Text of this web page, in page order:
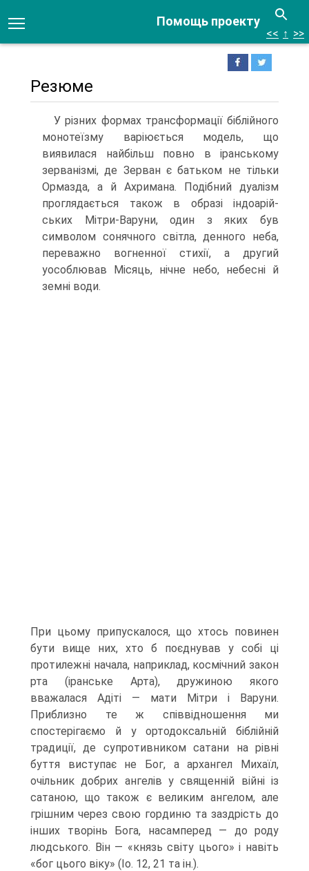
Помощь проекту
<< ↑ >>
Резюме
У різних формах трансформації біблійного
монотеїзму варіюється модель, що
виявилася найбільш повно в іранському
зерванізмі, де Зерван є батьком не тільки
Ормазда, а й Ахримана. Подібний дуалізм
проглядається також в образі індоарій-
ських Мітри-Варуни, один з яких був
символом сонячного світла, денного неба,
переважно вогненної стихії, а другий
уособлював Місяць, нічне небо, небесні й
земні води.
При цьому припускалося, що хтось повинен
бути вище них, хто б поєднував у собі ці
протилежні начала, наприклад, космічний закон
рта (іранське Арта), дружиною якого
вважалася Адіті — мати Мітри і Варуни.
Приблизно те ж співвідношення ми
спостерігаємо й у ортодоксальній біблійній
традиції, де су­противником сатани на рівні
буття виступає не Бог, а архангел Михаїл,
очільник добрих ангелів у священній війні із
сатаною, що також є великим ангелом, але
грішним через свою гординю та заздрість до
інших творінь Бога, насамперед — до роду
людського. Він — «князь світу цього» і навіть
«бог цього віку» (Іо. 12, 21 та ін.).